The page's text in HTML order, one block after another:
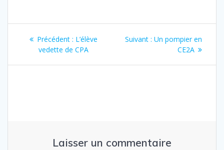
Navigation
Précédent : Article
précédent
L’élève
vedette de CPA
Suivant : Article
Un pompier en
CE2A
Laisser un commentaire